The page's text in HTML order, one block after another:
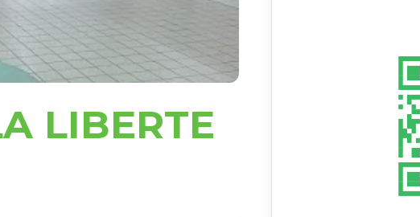
LIBERTE